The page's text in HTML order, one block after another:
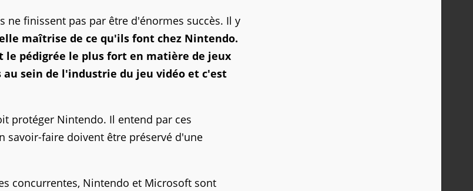
finissent pas par être d'énormes succès. Il y
maîtrise de ce qu'ils font chez Nintendo.
le pédigrée le plus fort en matière de jeux
sein de l'industrie du jeu vidéo et c'est
protéger Nintendo. Il entend par ces
savoir-faire doivent être préservé d'une
concurrentes, Nintendo et Microsoft sont